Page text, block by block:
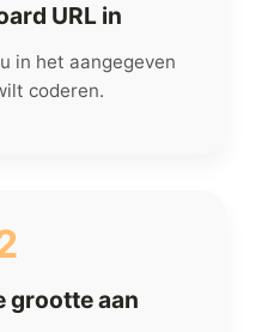
URL in
in het aangegeven
coderen.
grootte aan